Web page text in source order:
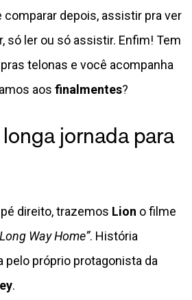
comparar depois, assistir pra ver
só ler ou só assistir. Enfim! Tem
telonas e você acompanha
aos finalmentes?
jornada para
direito, trazemos Lion o filme
Long Way Home”. História
pelo próprio protagonista da
.